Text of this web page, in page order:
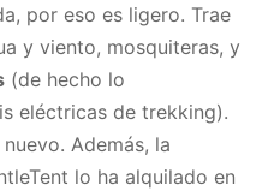
por eso es ligero. Trae
y viento, mosquiteras, y
(de hecho lo
eléctricas de trekking).
nuevo. Además, la
lo ha alquilado en